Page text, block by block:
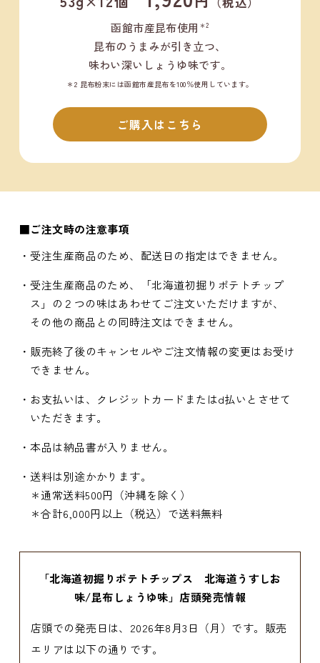
函館市産昆布使用 ＊2
昆布のうまみが引き立つ、
味わい深いしょうゆ味です。
＊2 昆布粉末には函館市産昆布を100％使用しています。
ご購入はこちら
■ご注文時の注意事項
・受注生産商品のため、配送日の指定はできません。
・受注生産商品のため、「北海道初掘りポテトチップ
ス」の２つの味はあわせてご注文いただけますが、
その他の商品との同時注文はできません。
・販売終了後のキャンセルやご注文情報の変更はお受け
できません。
・お支払いは、クレジットカードまたはd払いとさせて
いただきます。
・本品は納品書が入りません。
・送料は別途かかります。
＊通常送料500円（沖縄を除く）
＊合計6,000円以上（税込）で送料無料
「北海道初掘りポテトチップス 北海道うすしお
味/昆布しょうゆ味」店頭発売情報
店頭での発売日は、2026年8月3日（月）です。販売
エリアは以下の通りです。